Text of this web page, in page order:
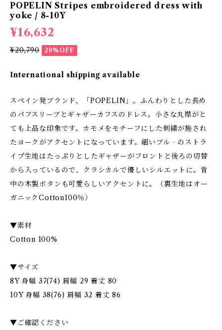
POPELIN Stripes embroidered dress with
yoke / 8-10Y
¥16,632
¥20,790 20%OFF
International shipping available
スペイン発ブランド、「POPELIN」。ふんわりとした長め
のパフスリーブとギャザーカフスのドレス。小さな丸襟がと
ても上品な印象です。カモメをモチーフにした刺繍が施され
たヨークがアクセントになっています。細いブル‐のストラ
イプ生地はたっぷりとしたギャザーがフロントと後ろの切替
から入っているので、クラシカルで優しいシルエットに。背
中の木製ボタンも可愛らしいアクセントに。（裏生地はオー
ガニックCotton100％）
▼素材
Cotton 100%
▼サイズ
8Y 身幅 37(74) 肩幅 29 着丈 80
10Y 身幅 38(76) 肩幅 32 着丈 86
▼ご確認ください